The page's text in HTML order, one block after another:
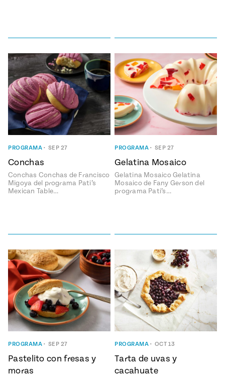
al
máximo
la
temporada
de maíz
Pati’s
Mexican
Table
Temporada
14
Mexico
City
Pati Jinich
Explores
Panamericana
La Frontera
Pump Up El
Sabor
sabores de
de la
Local
Kitchens
PROGRAMA • SEP 27
Conchas
Conchas Conchas de Francisco
Migoya del programa Pati’s
Mexican Table…
PROGRAMA • SEP 27
Gelatina Mosaico
Gelatina Mosaico Gelatina
Mosaico de Fany Gerson del
programa Pati’s…
PROGRAMA • SEP 27
Pastelito con fresas y
moras
PROGRAMA • OCT 13
Tarta de uvas y
cacahuate